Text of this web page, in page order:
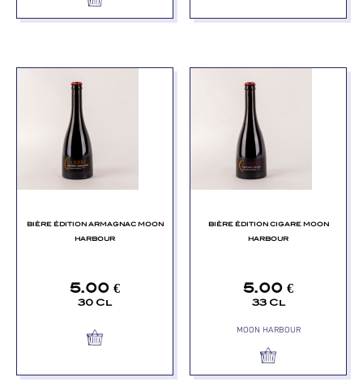
BIÈRE ÉDITION ARMAGNAC MOON
HARBOUR
5.00 €
30 Cl
BIÈRE ÉDITION CIGARE MOON
HARBOUR
5.00 €
33 Cl
MOON HARBOUR